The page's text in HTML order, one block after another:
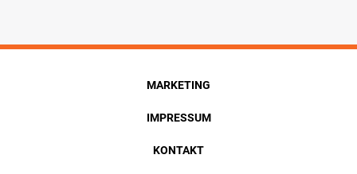
MARKETING
IMPRESSUM
KONTAKT